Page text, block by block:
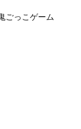
ごっこゲーム